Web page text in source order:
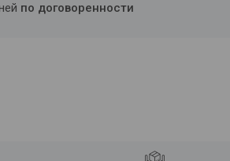
по договоренности